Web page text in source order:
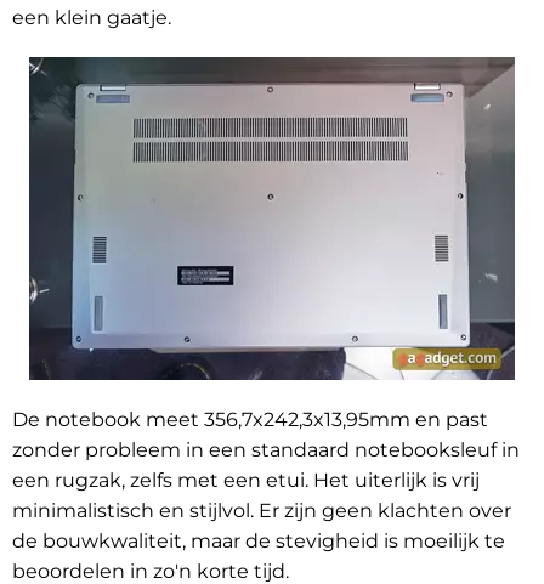
een klein gaatje.
De notebook meet 356,7x242,3x13,95mm en past
zonder probleem in een standaard notebooksleuf in
een rugzak, zelfs met een etui. Het uiterlijk is vrij
minimalistisch en stijlvol. Er zijn geen klachten over
de bouwkwaliteit, maar de stevigheid is moeilijk te
beoordelen in zo'n korte tijd.